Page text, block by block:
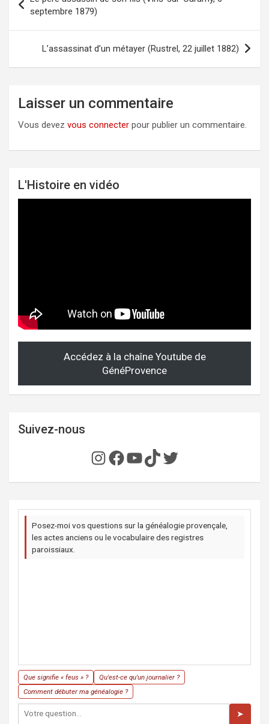
l’article
septembre 1879)
L’assassinat d’un métayer (Rustrel, 22 juillet 1882)
Laisser un commentaire
Vous devez vous connecter pour publier un commentaire.
L'Histoire en vidéo
Accédez à la chaîne Youtube de
GénéProvence
Suivez-nous
Instagram
Facebook
YouTube
TikTok
Twitter
Posez-moi vos questions sur la généalogie provençale,
les actes anciens ou le vocabulaire des registres
paroissiaux.
Que signifie « feus » ?
Qu'est-ce qu'un journalier ?
Comment débuter ma généalogie ?
➤